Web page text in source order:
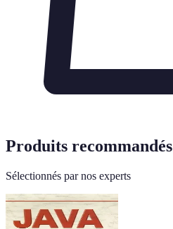
Produits recommandés
Sélectionnés par nos experts